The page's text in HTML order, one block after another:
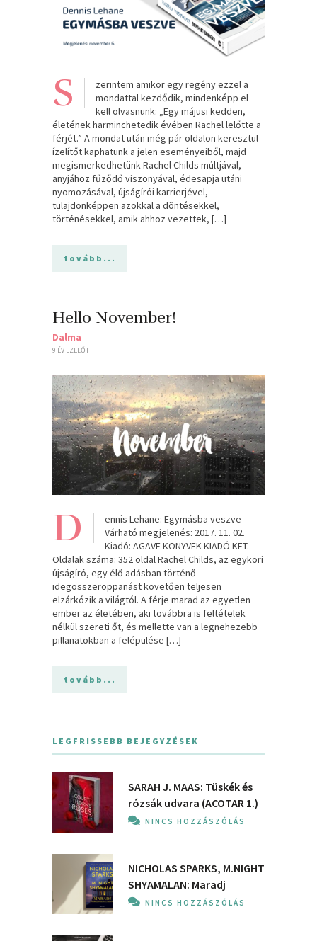
S
zerintem amikor egy regény ezzel a
mondattal kezdődik, mindenképp el
kell olvasnunk: „Egy májusi kedden,
életének harminchetedik évében Rachel lelőtte a
férjét.” A mondat után még pár oldalon keresztül
ízelítőt kaphatunk a jelen eseményeiből, majd
megismerkedhetünk Rachel Childs múltjával,
anyjához fűződő viszonyával, édesapja utáni
nyomozásával, újságírói karrierjével,
tulajdonképpen azokkal a döntésekkel,
történésekkel, amik ahhoz vezettek, […]
tovább...
Hello November!
Dalma
9 ÉV EZELŐTT
D
ennis Lehane: Egymásba veszve
Várható megjelenés: 2017. 11. 02.
Kiadó: AGAVE KÖNYVEK KIADÓ KFT.
Oldalak száma: 352 oldal Rachel Childs, az egykori
újságíró, egy élő adásban történő
idegösszeroppanást követően teljesen
elzárkózik a világtól. A férje marad az egyetlen
ember az életében, aki továbbra is feltételek
nélkül szereti őt, és mellette van a legnehezebb
pillanatokban a felépülése […]
tovább...
LEGFRISSEBB BEJEGYZÉSEK
SARAH J. MAAS: Tüskék és
rózsák udvara (ACOTAR 1.)
NINCS HOZZÁSZÓLÁS
NICHOLAS SPARKS, M.NIGHT
SHYAMALAN: Maradj
NINCS HOZZÁSZÓLÁS